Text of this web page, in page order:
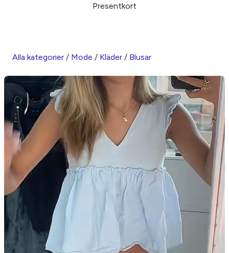
Presentkort
Alla kategorier / Mode / Kläder / Blusar